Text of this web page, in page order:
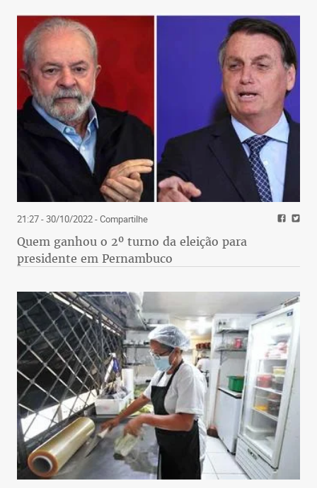
21:27 - 30/10/2022- Compartilhe
Quem ganhou o 2º turno da eleição para
presidente em Pernambuco